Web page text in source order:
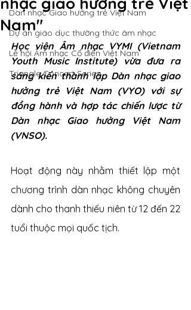
Dàn nhạc Giao hưởng trẻ Việt Nam
Dự án giáo dục thường thức âm nhạc
Lễ hội Âm nhạc Cổ điển Việt Nam
Triangle Concert Series
Nam"
Học viện Âm nhạc VYMI (Vietnam
Youth Music Institute) vừa đưa ra
sáng kiến thành lập Dàn nhạc giao
hưởng trẻ Việt Nam (VYO) với sự
đồng hành và hợp tác chiến lược từ
Dàn nhạc Giao hưởng Việt Nam
(VNSO).
Hoạt động này nhằm thiết lập một
chương trình dàn nhạc không chuyên
dành cho thanh thiếu niên từ 12 đến 22
tuổi thuộc mọi quốc tịch.